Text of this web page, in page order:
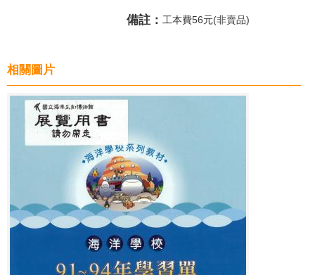
備註： 工本費56元(非賣品)
相關圖片